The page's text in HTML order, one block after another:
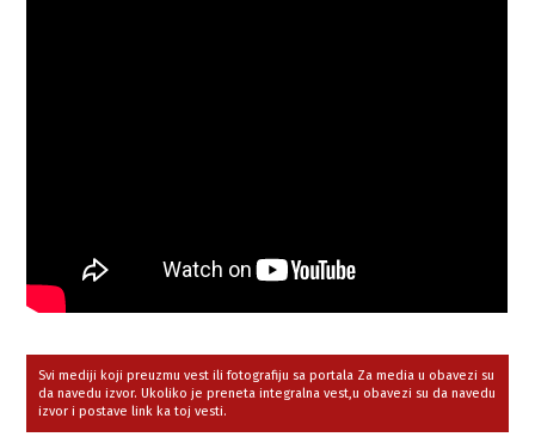
Svi mediji koji preuzmu vest ili fotografiju sa portala Za media u obavezi su
da navedu izvor. Ukoliko je preneta integralna vest,u obavezi su da navedu
izvor i postave link ka toj vesti.